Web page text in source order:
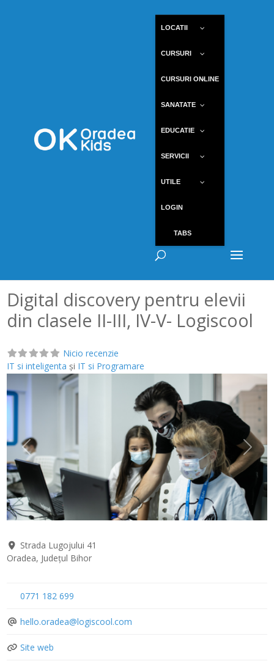
LOCATII
CURSURI
CURSURI ONLINE
SANATATE
EDUCATIE
SERVICII
UTILE
LOGIN
TABS
Digital discovery pentru elevii
din clasele II-III, IV-V- Logiscool
Nicio recenzie
IT si inteligenta și IT si Programare
Anterior
Strada Lugojului 41
Oradea, Județul Bihor
0771 182 699
hello.oradea@logiscool.com
Site web